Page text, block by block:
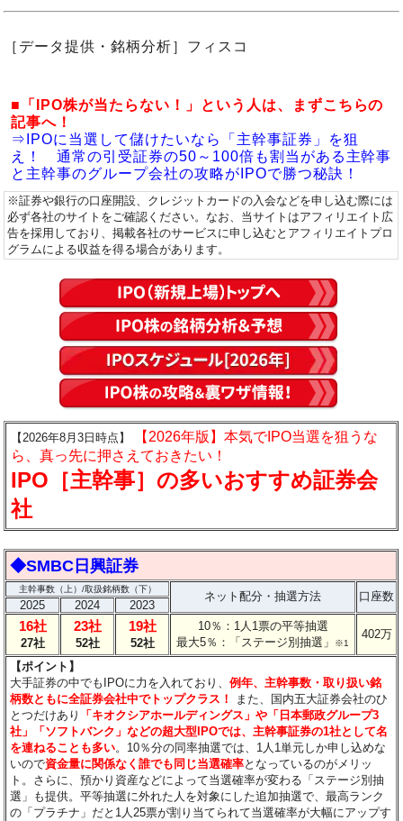
［データ提供・銘柄分析］フィスコ
■「IPO株が当たらない！」という人は、まずこちらの
記事へ！
⇒IPOに当選して儲けたいなら「主幹事証券」を狙
え！ 通常の引受証券の50～100倍も割当がある主幹事
と主幹事のグループ会社の攻略がIPOで勝つ秘訣！
※証券や銀行の口座開設、クレジットカードの入会などを申し込む際には
必ず各社のサイトをご確認ください。なお、当サイトはアフィリエイト広
告を採用しており、掲載各社のサービスに申し込むとアフィリエイトプロ
グラムによる収益を得る場合があります。
【2026年8月3日時点】
【2026年版】本気でIPO当選を狙うな
ら、真っ先に押さえておきたい！
IPO［主幹事］の多いおすすめ証券会
社
◆SMBC日興証券
主幹事数（上）/取扱銘柄数（下）
ネット配分・抽選方法 口座数
2025 2024 2023
16社
27社
23社
52社
19社
52社
10％：1人1票の平等抽選
最大5％：「ステージ別抽選」
※1
402万
【ポイント】
大手証券の中でもIPOに力を入れており、例年、主幹事数・取り扱い銘
柄数ともに全証券会社中でトップクラス！
また、国内五大証券会社のひ
とつだけあり
「キオクシアホールディングス」や「日本郵政グループ3
社」「ソフトバンク」などの超大型IPOでは、主幹事証券の1社として名
を連ねることも多い。10％分の同率抽選では、1人1単元しか申し込めな
いので資金量に関係なく誰でも同じ当選確率となっているのがメリッ
ト。さらに、預かり資産などによって当選確率が変わる「ステージ別抽
選」も提供。平等抽選に外れた人を対象にした追加抽選で、最高ランク
の「プラチナ」だと1人25票が割り当てられて当選確率が大幅にアップす